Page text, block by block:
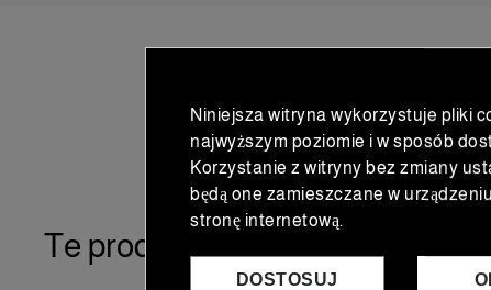
Te produkty mogą być
Niniejsza witryna wykorzystuje pliki
najwyższym poziomie i w sposób
Korzystanie z witryny bez zmiany
będą one zamieszczane w
stronę internetową.
DOSTOSUJ